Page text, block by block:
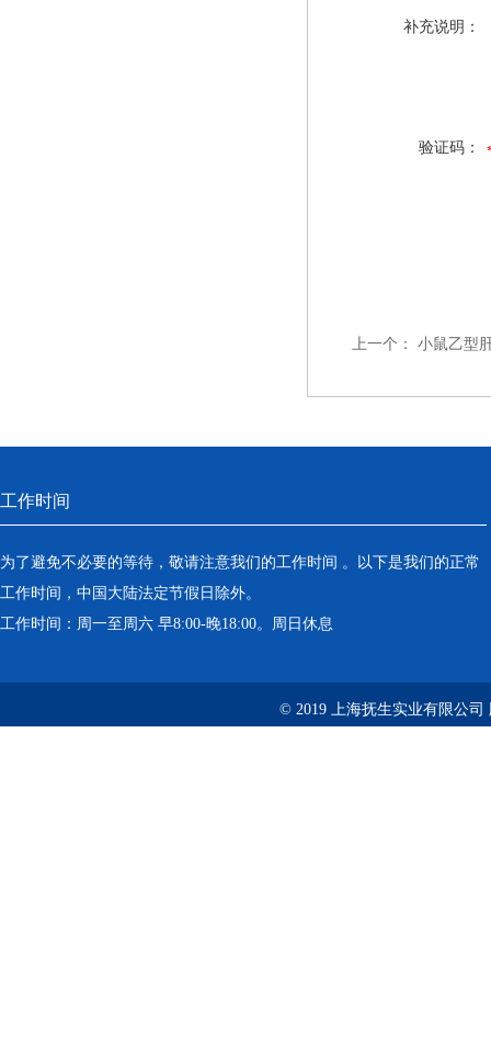
补充说明：
验证码：
上一个： 小鼠乙型
工作时间
为了避免不必要的等待，敬请注意我们的工作时间 。以下是我们的正常
工作时间，中国大陆法定节假日除外。
工作时间：周一至周六 早8:00-晚18:00。周日休息
© 2019 上海抚生实业有限公司